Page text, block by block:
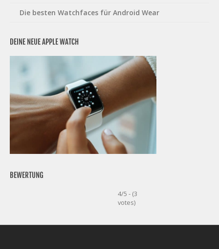
Die besten Watchfaces für Android Wear
DEINE NEUE APPLE WATCH
BEWERTUNG
4/5 - (3
votes)